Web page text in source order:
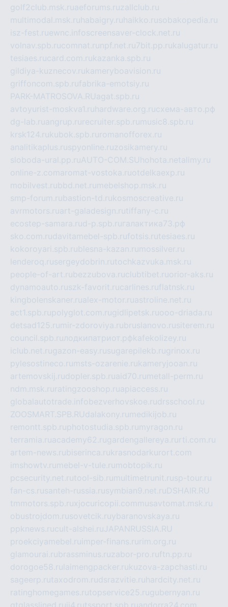
golf2club.msk.ruaeforums.ruzallclub.ru
multimodal.msk.ru habaigry.ru haikko.rusobakopedia.ru
isz-fest.ruewnc.infoscreensaver-clock.net.ru
volnav.spb.rucomnat.ru npf.net.ru7bit.pp.rukalugatur.ru
tesiaes.rucard.com.rukazanka.spb.ru
gildiya-kuznecov.rukameryboavision.ru
griffoncom.spb.rufabrika-emotsiy.ru
PARK-MATROSOVA.RUagat.spb.ru
avtoyurist-moskva1.ru hardware.org.ruсхема-авто.рф
dg-lab.ruangrup.ru recruiter.spb.ru music8.spb.ru
krsk124.rukubok.spb.ru romanofforex.ru
analitikaplus.ruspyonline.ruzosikamery.ru
sloboda-ural.pp.ruAUTO-COM.SU hohota.netalimy.ru
online-z.comaromat-vostoka.ruotdelkaexp.ru
mobilvest.rubbd.net.ru mebelshop.msk.ru
smp-forum.rubastion-td.rukosmoscreative.ru
avrmotors.ruart-galadesign.rutiffany-c.ru
ecostep-samara.rud-p.spb.ru галактика73.рф
sko.com.rudavitamebel-spb.rufotsis.rutesiaes.ru
kokoroyari.spb.rublesna-kazan.ru mossilver.ru
lenderoq.rusergeydobrin.rutochkazvuka.msk.ru
people-of-art.rubezzubova.ruclubtibet.ruorior-aks.ru
dynamoauto.ruszk-favorit.rucarlines.ruflatnsk.ru
kingbolenskaner.rualex-motor.ruastroline.net.ru
act1.spb.rupolyglot.com.rugidlipetsk.ruooo-driada.ru
detsad125.ru mir-zdoroviya.rubruslanovo.rusiterem.ru
council.spb.ruлодкипатриот.рфkafekolizey.ru
iclub.net.rugazon-easy.rusugarepilekb.rugrinox.ru
pylesostineco.ru msts-ozarenie.rukameryjooan.ru
artemovskij.rudopler.spb.ruaid70.ru metall-perm.ru
ndm.msk.ru ratingzooshop.ruapiaccess.ru
globalautotrade.info bezverhovskoe.rudrsschool.ru
ZOOSMART.SPB.RUdalakony.ru medikijob.ru
remontt.spb.ruphotostudia.spb.ru myragon.ru
terramia.ruacademy62.rugardengallereya.ru rti.com.ru
artem-news.rubiserinca.rukrasnodarkurort.com
imshowtv.ru mebel-v-tule.ru mobtopik.ru
pcsecurity.net.rutool-sib.ru multimetrunit.rusp-tour.ru
fan-cs.rusanteh-russia.rusymbian9.net.ruDSHAIR.RU
tmmotors.spb.ruxjocuricopii.com musavtomat.msk.ru
obustrojdom.rusovetcik.ruybaranovskaya.ru
ppknews.rucult-alshei.ruJAPANRUSSIA.RU
proekciyamebel.ru imper-finans.ru rim.org.ru
glamourai.rubrassminus.ruzabor-pro.ruftn.pp.ru
dorogoe58.ru laimengpacker.rukuzova-zapchasti.ru
sageerp.rutaxodrom.rudsrazvitie.ru hardcity.net.ru
ratinghomegames.rutopservice25.rugubernyan.ru
gtglasslined.ru ii4.rutssport.spb.ruandorra24.com